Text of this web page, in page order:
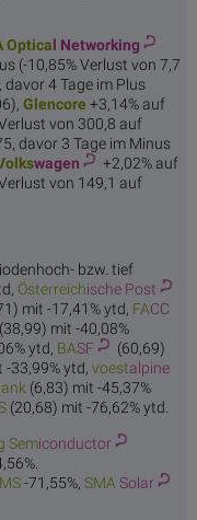
Optical Networking
(-10,85% Verlust von 7,7
davor 4 Tage im Plus
Glencore +3,14% auf
von 300,8 auf
davor 3 Tage im Minus
wagen
+2,02% auf
von 149,1 auf
bzw. tief
Österreichische Post
mit -17,41% ytd, FACC
(38,99) mit -40,08%
ytd, BASF
(60,69)
-33,99% ytd, voestalpine
(6,83) mit -45,37%
(20,68) mit -76,62% ytd.
Semiconductor
MS-71,55%, SMA Solar